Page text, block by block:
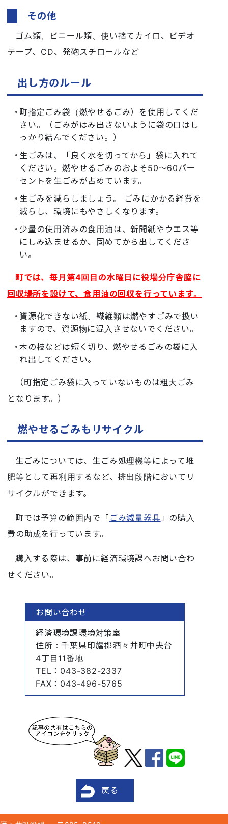
その他
ゴム類、ビニール類、使い捨てカイロ、ビデオ
テープ、CD、発砲スチロールなど
出し方のルール
町指定ごみ袋（燃やせるごみ）を使用してくだ
さい。（ごみがはみ出さないように袋の口はし
っかり結んでください。）
生ごみは、「良く水を切ってから」袋に入れて
ください。燃やせるごみのおよそ50～60パー
セントを生ごみが占めています。
生ごみを減らしましょう。 ごみにかかる経費を
減らし、環境にもやさしくなります。
少量の使用済みの食用油は、新聞紙やウエス等
にしみ込ませるか、固めてから出してくださ
い。
町では、毎月第4回目の水曜日に役場分庁舎脇に
回収場所を設けて、食用油の回収を行っています。
資源化できない紙、繊維類は燃やすごみで扱い
ますので、資源物に混入させないでください。
木の枝などは短く切り、燃やせるごみの袋に入
れ出してください。
（町指定ごみ袋に入っていないものは粗大ごみ
となります。）
燃やせるごみもリサイクル
生ごみについては、生ごみ処理機等によって堆
肥等として再利用するなど、排出段階においてリ
サイクルができます。
町では予算の範囲内で「 ごみ減量器具 」の購入
費の助成を行っています。
購入する際は、事前に経済環境課へお問い合わ
せください。
お問い合わせ
経済環境課環境対策室
住所 ：千葉県印旛郡酒々井町中央台
4丁目11番地
TEL ：043-382-2337
FAX ：043-496-5765
戻る